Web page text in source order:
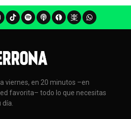
viernes, en 20 minutos –en
favorita– todo lo que necesitas